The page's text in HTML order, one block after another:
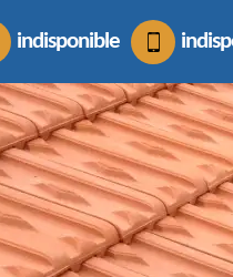
indisponible